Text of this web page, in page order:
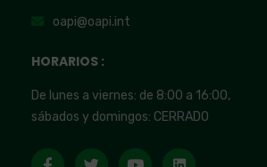
oapi@oapi.int
HORARIOS :
De lunes a viernes: de 8:00 a 16:00,
sábados y domingos: CERRADO